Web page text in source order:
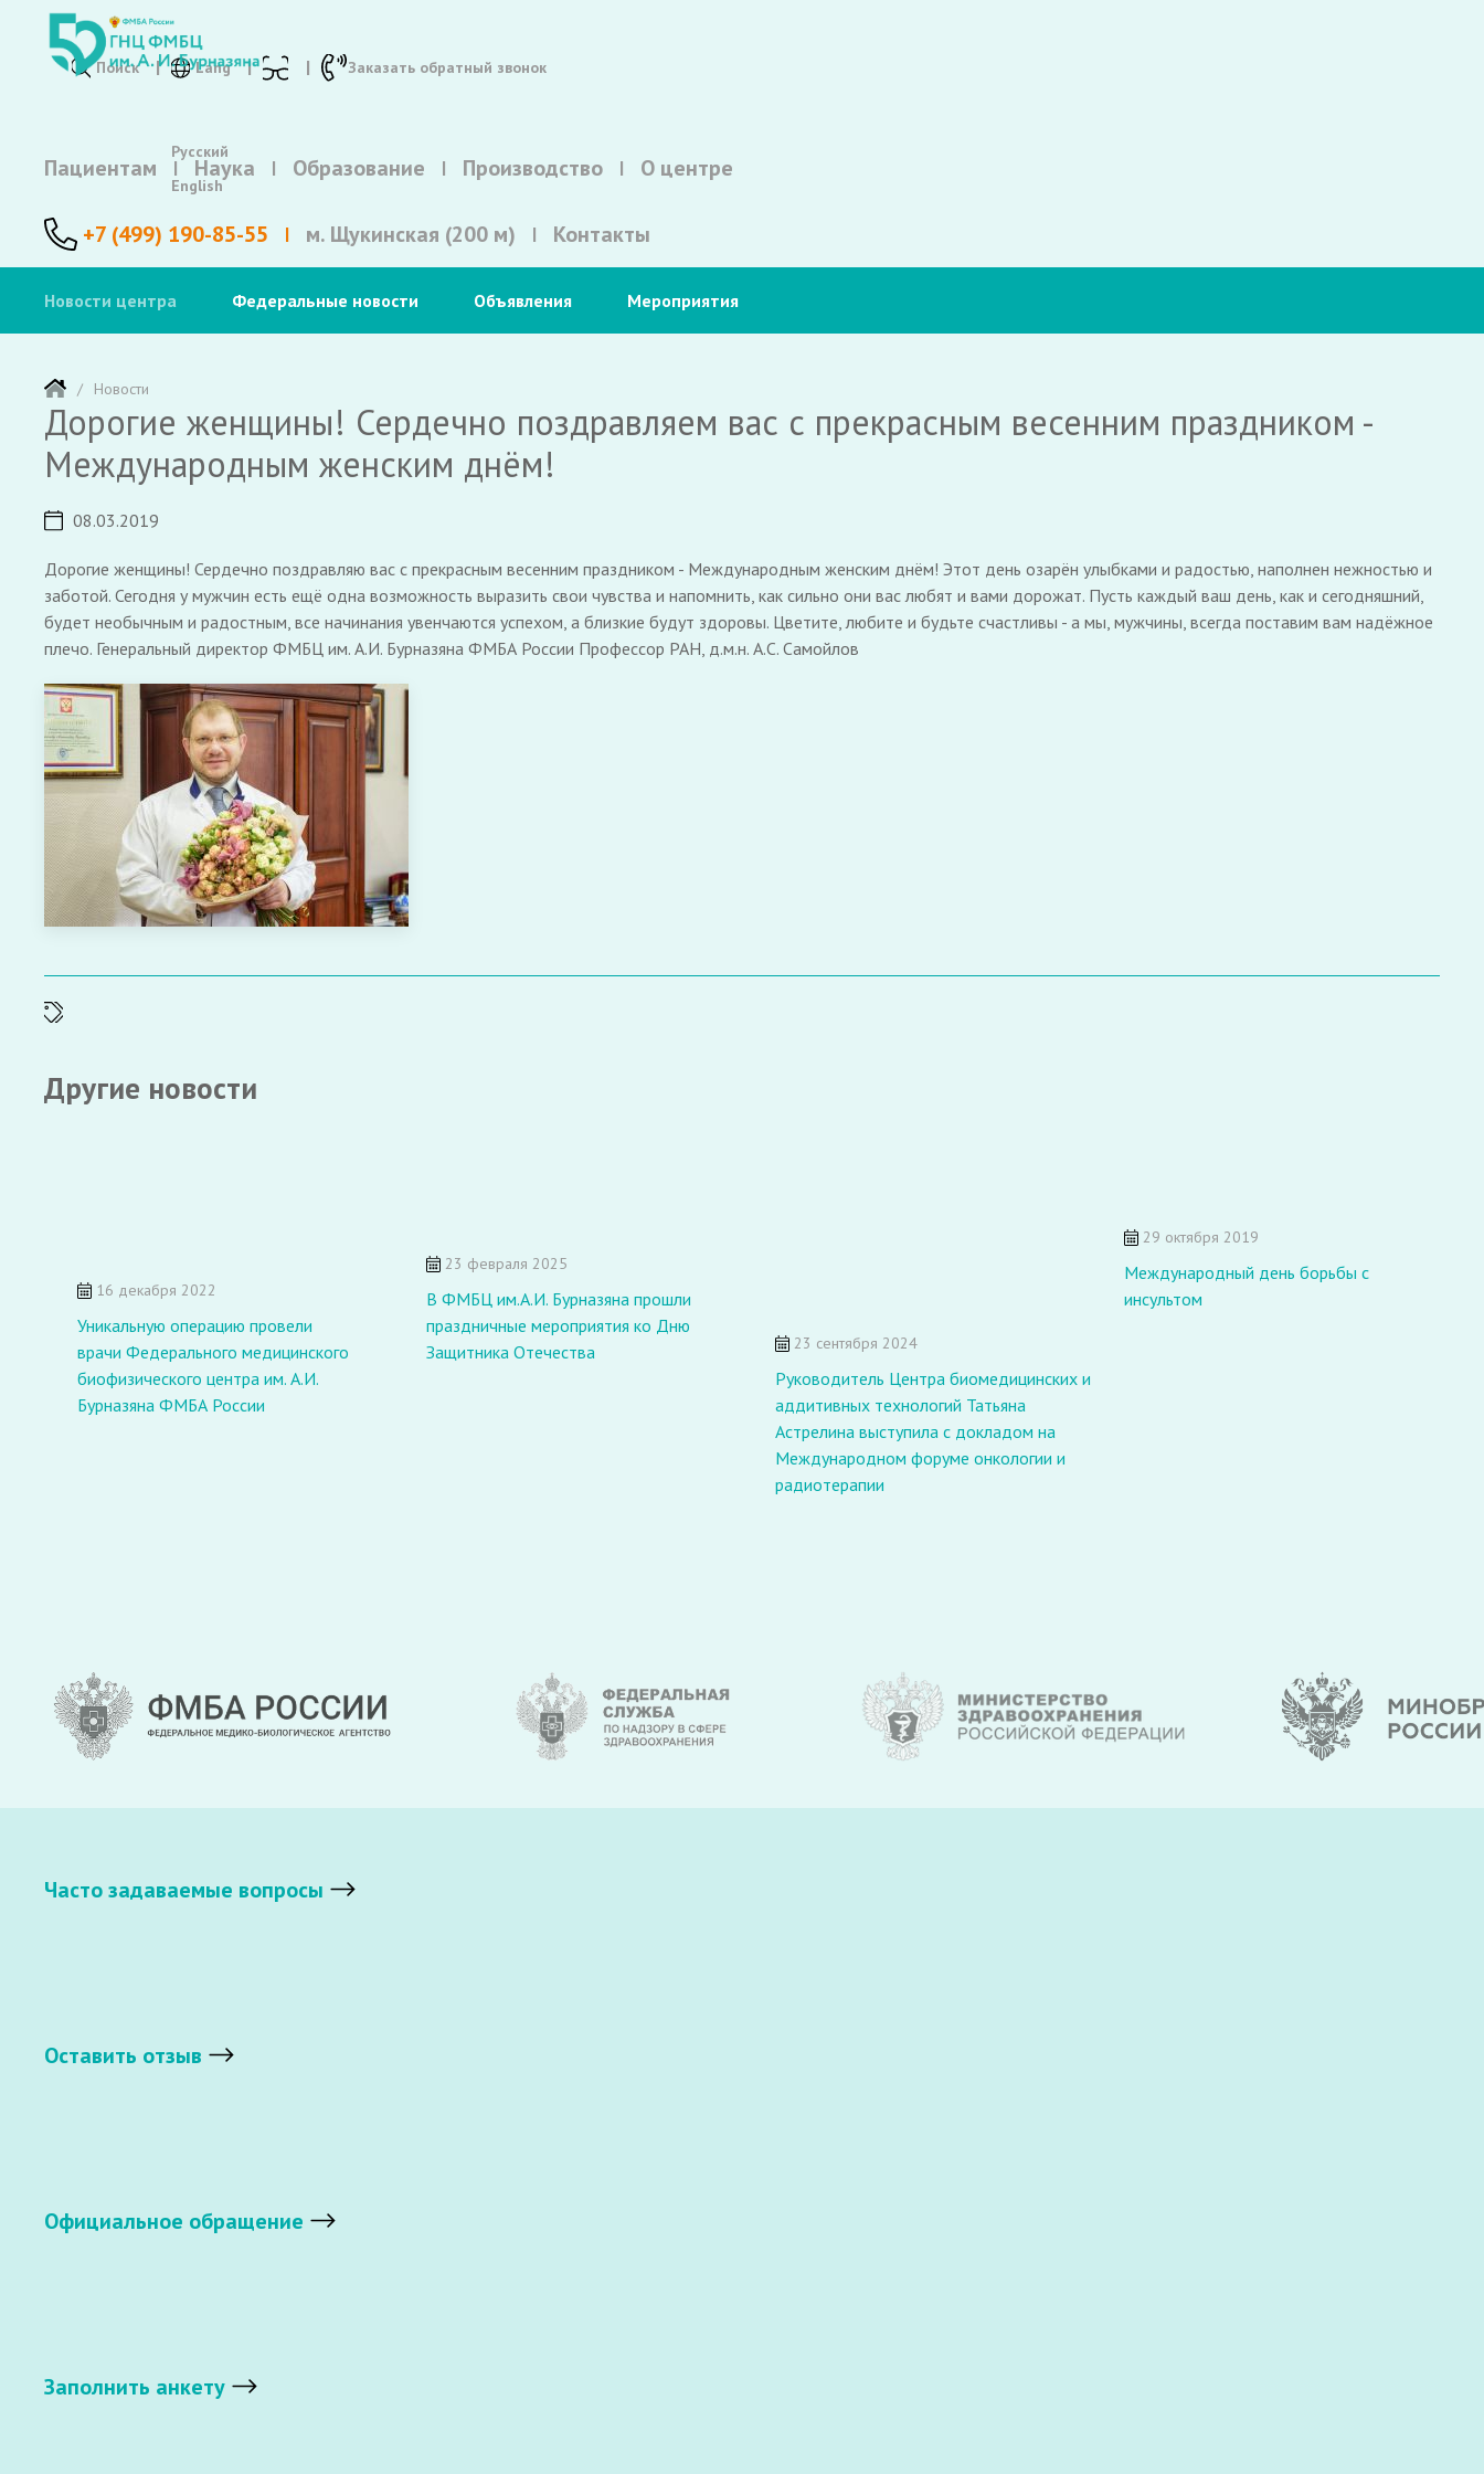
Поиск Lang
Русский
English
Заказать обратный звонок
Пациентам Наука Образование Производство О центре
+7 (499) 190-85-55 м. Щукинская (200 м) Контакты
Новости центра Федеральные новости Объявления Мероприятия
Новости
Дорогие женщины! Сердечно поздравляем вас с прекрасным весенним праздником -
Международным женским днём!
08.03.2019
Дорогие женщины! Сердечно поздравляю вас с прекрасным весенним праздником - Международным женским днём! Этот день озарён улыбками и радостью, наполнен нежностью и
заботой. Сегодня у мужчин есть ещё одна возможность выразить свои чувства и напомнить, как сильно они вас любят и вами дорожат. Пусть каждый ваш день, как и сегодняшний,
будет необычным и радостным, все начинания увенчаются успехом, а близкие будут здоровы. Цветите, любите и будьте счастливы - а мы, мужчины, всегда поставим вам надёжное
плечо. Генеральный директор ФМБЦ им. А.И. Бурназяна ФМБА России Профессор РАН, д.м.н. А.С. Самойлов
Другие новости
16 декабря 2022
Уникальную операцию провели
врачи Федерального медицинского
биофизического центра им. А.И.
Бурназяна ФМБА России
23 февраля 2025
В ФМБЦ им.А.И. Бурназяна прошли
праздничные мероприятия ко Дню
Защитника Отечества
23 сентября 2024
Руководитель Центра биомедицинских и
аддитивных технологий Татьяна
Астрелина выступила с докладом на
Международном форуме онкологии и
радиотерапии
29 октября 2019
Международный день борьбы с
инсультом
Часто задаваемые вопросы
Оставить отзыв
Официальное обращение
Заполнить анкету